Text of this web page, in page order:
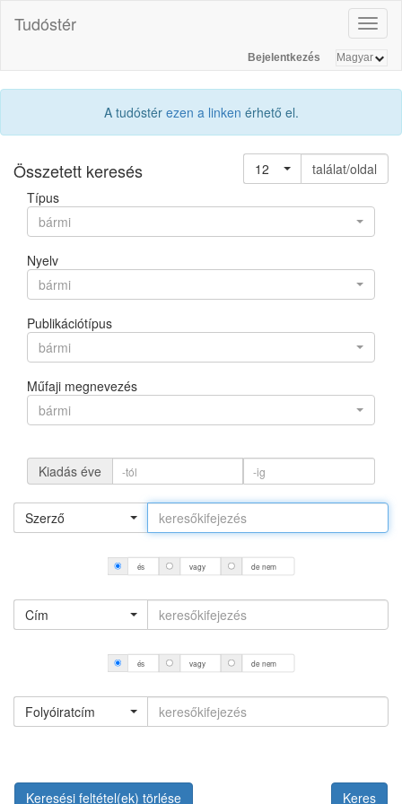
Tudóstér
Bejelentkezés
A tudóstér ezen a linken érhető el.
Összetett keresés 12
találat/oldal
Típus
bármi
Nyelv
bármi
Publikációtípus
bármi
Műfaji megnevezés
bármi
Kiadás éve
Szerző
és vagy de nem
Cím
és vagy de nem
Folyóiratcím
Keresési feltétel(ek) törlése